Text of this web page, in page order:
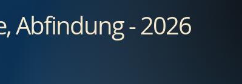
Abfindung - 2026